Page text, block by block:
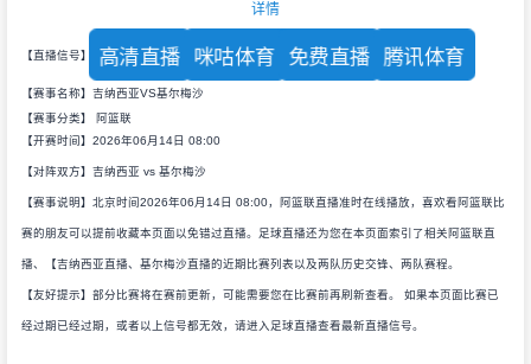
详情
【直播信号】 高清直播 咪咕体育 免费直播 腾讯体育
【赛事名称】吉纳西亚VS基尔梅沙
【赛事分类】 阿篮联
【开赛时间】2026年06月14日 08:00
【对阵双方】吉纳西亚 vs 基尔梅沙
【赛事说明】北京时间2026年06月14日 08:00，阿篮联直播准时在线播放，喜欢看阿篮联比
赛的朋友可以提前收藏本页面以免错过直播。足球直播还为您在本页面索引了相关阿篮联直
播、【吉纳西亚直播、基尔梅沙直播的近期比赛列表以及两队历史交锋、两队赛程。
【友好提示】部分比赛将在赛前更新，可能需要您在比赛前再刷新查看。 如果本页面比赛已
经过期已经过期，或者以上信号都无效，请进入足球直播查看最新直播信号。